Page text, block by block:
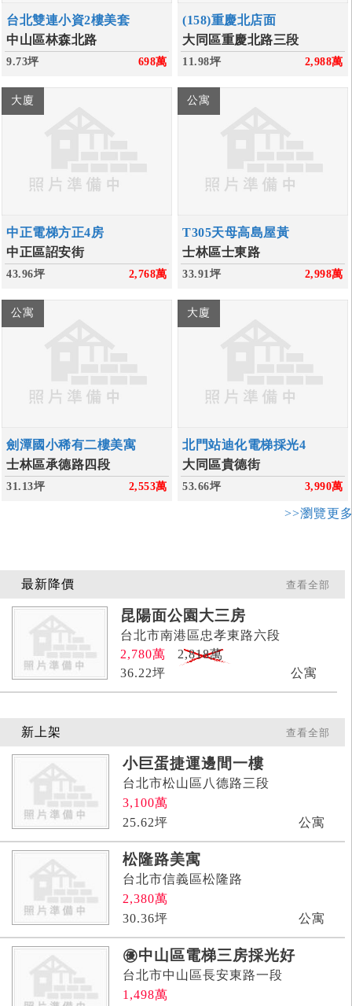
台北雙連小資2樓美套
中山區林森北路
9.73坪 698萬
(158)重慶北店面
大同區重慶北路三段
11.98坪 2,988萬
大廈
中正電梯方正4房
中正區詔安街
43.96坪 2,768萬
公寓
T305天母高島屋黃
士林區士東路
33.91坪 2,998萬
公寓
劍潭國小稀有二樓美寓
士林區承德路四段
31.13坪 2,553萬
大廈
北門站迪化電梯採光4
大同區貴德街
53.66坪 3,990萬
>>瀏覽更
最新降價 查看全部
昆陽面公園大三房
台北市南港區忠孝東路六段
2,780萬
2,818萬
36.22坪 公寓
新上架 查看全部
小巨蛋捷運邊間一樓
台北市松山區八德路三段
3,100萬
25.62坪 公寓
松隆路美寓
台北市信義區松隆路
2,380萬
30.36坪 公寓
㊝中山區電梯三房採光好
台北市中山區長安東路一段
1,498萬